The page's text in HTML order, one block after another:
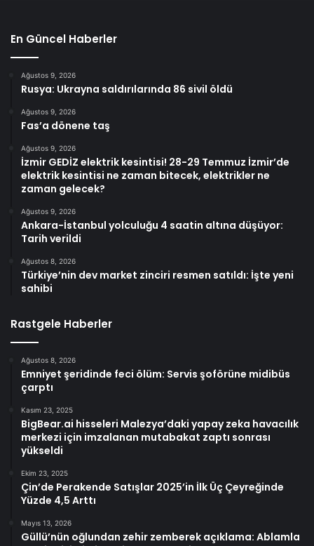
En Güncel Haberler
Ağustos 9, 2026
Rusya: Ukrayna saldırılarında 86 sivil öldü
Ağustos 9, 2026
Fas’a dönene taş
Ağustos 9, 2026
İzmir GEDİZ elektrik kesintisi! 28-29 Temmuz İzmir’de
elektrik kesintisi ne zaman bitecek, elektrikler ne
zaman gelecek?
Ağustos 9, 2026
Ankara-İstanbul yolculuğu 4 saatin altına düşüyor:
Tarih verildi
Ağustos 8, 2026
Türkiye’nin dev market zinciri resmen satıldı: İşte yeni
sahibi
Rastgele Haberler
Ağustos 8, 2026
Emniyet şeridinde feci ölüm: Servis şoförüne midibüs
çarptı
Kasım 23, 2025
BigBear.ai hisseleri Malezya’daki yapay zeka havacılık
merkezi için imzalanan mutabakat zaptı sonrası
yükseldi
Ekim 23, 2025
Çin’de Perakende Satışlar 2025’in İlk Üç Çeyreğinde
Yüzde 4,5 Arttı
Mayıs 13, 2026
Güllü’nün oğlundan zehir zemberek açıklama: Ablamla